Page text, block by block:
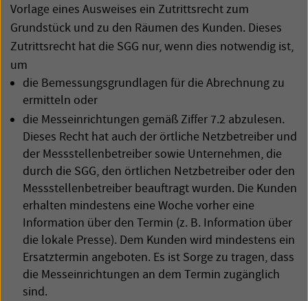
Vorlage eines Ausweises ein Zutrittsrecht zum
Grundstück und zu den Räumen des Kunden. Dieses
Zutrittsrecht hat die SGG nur, wenn dies notwendig ist,
um
die Bemessungsgrundlagen für die Abrechnung zu
ermitteln oder
die Messeinrichtungen gemäß Ziffer 7.2 abzulesen.
Dieses Recht hat auch der örtliche Netzbetreiber und
der Messstellenbetreiber sowie Unternehmen, die
durch die SGG, den örtlichen Netzbetreiber oder den
Messstellenbetreiber beauftragt wurden. Die Kunden
erhalten mindestens eine Woche vorher eine
Information über den Termin (z. B. Information über
die lokale Presse). Dem Kunden wird mindestens ein
Ersatztermin angeboten. Es ist Sorge zu tragen, dass
die Messeinrichtungen an dem Termin zugänglich
sind.